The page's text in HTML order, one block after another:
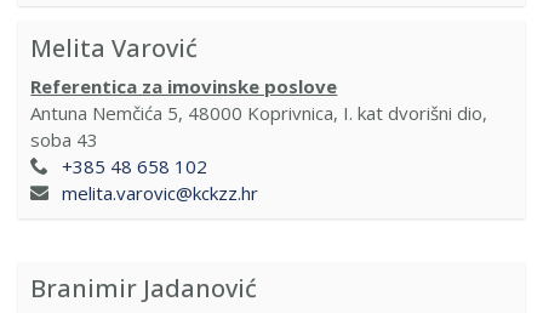
Melita Varović
Referentica za imovinske poslove
Antuna Nemčića 5, 48000 Koprivnica, I. kat dvorišni dio,
soba 43
+385 48 658 102
melita.varovic@kckzz.hr
Branimir Jadanović